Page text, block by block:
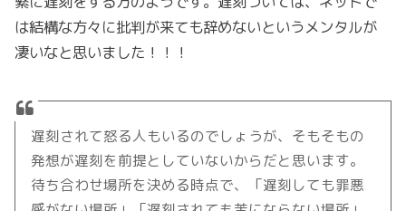
は結構な方々に批判が来ても辞めないというメンタルが
凄いなと思いました！！！
遅刻されて怒る人もいるのでしょうが、そもそもの
発想が遅刻を前提としていないからだと思います。
待ち合わせ場所を決める時点で、「遅刻しても罪悪